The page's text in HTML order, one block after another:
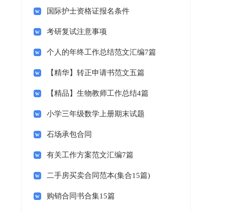
国际护士资格证报名条件
考研复试注意事项
个人的年终工作总结范文汇编7篇
【精华】转正申请书范文五篇
【精品】生物教师工作总结4篇
小学三年级数学上册期末试题
石场承包合同
有关工作方案范文汇编7篇
二手房买卖合同范本(集合15篇)
购销合同书合集15篇